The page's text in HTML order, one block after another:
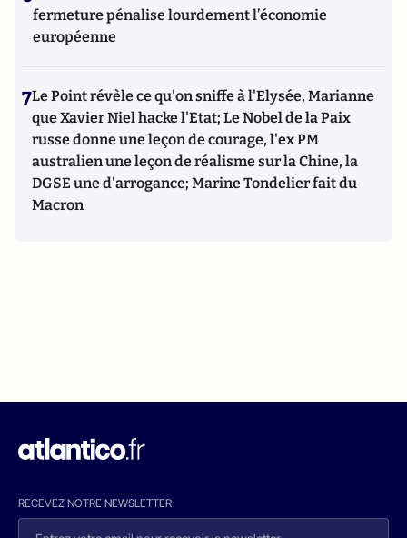
fermeture pénalise lourdement l’économie
européenne
7Le Point révèle ce qu'on sniffe à l'Elysée, Marianne
que Xavier Niel hacke l'Etat; Le Nobel de la Paix
russe donne une leçon de courage, l'ex PM
australien une leçon de réalisme sur la Chine, la
DGSE une d'arrogance; Marine Tondelier fait du
Macron
RECEVEZ NOTRE NEWSLETTER